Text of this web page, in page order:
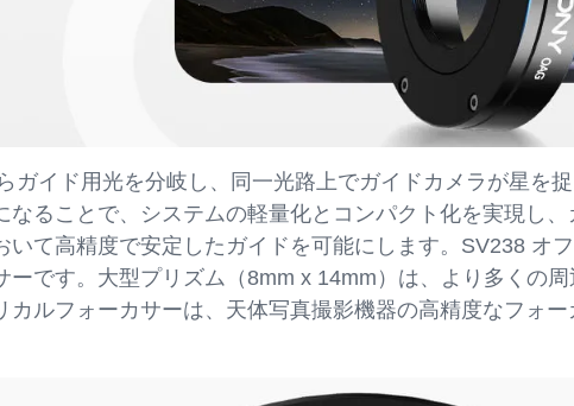
イド用光を分岐し、同一光路上でガイドカメラが星を
ることで、システムの軽量化とコンパクト化を実現し
て高精度で安定したガイドを可能にします。SV238 オ
です。大型プリズム（8mm x 14mm）は、より多くの周
ルフォーカサーは、天体写真撮影機器の高精度なフォ